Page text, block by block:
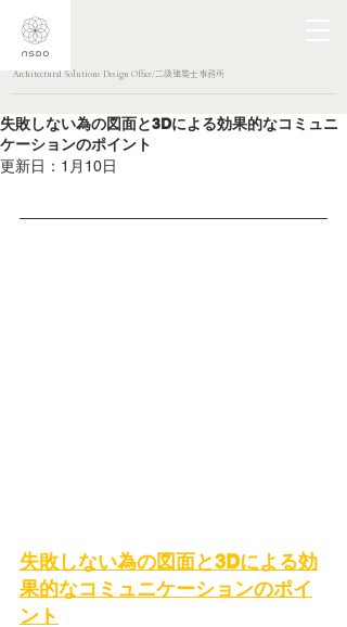
Architectural Solutions Design Office/二級建築士事務所
失敗しない為の図面と3Dによる効果的なコミュニ
ケーションのポイント
更新日： 1月10日
失敗しない為の図面と3Dによる効
果的なコミュニケーションのポイ
ント